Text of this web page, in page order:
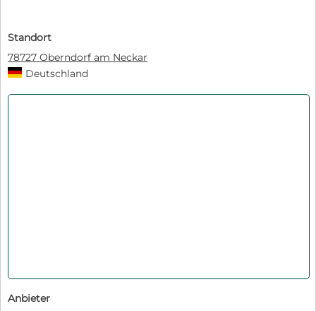
Standort
78727 Oberndorf am Neckar
Deutschland
Anbieter